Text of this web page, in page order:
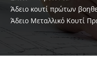
Άδειο κουτί πρώτων
Άδειο Μεταλλικό Κουτί